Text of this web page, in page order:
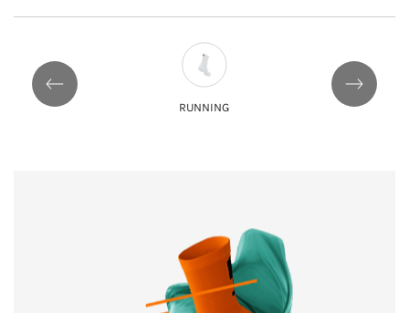
RUNNING